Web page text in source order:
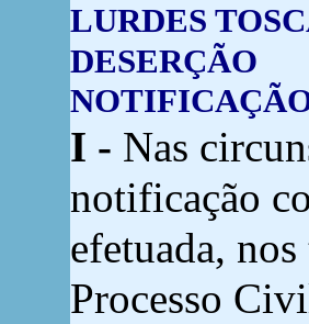
LURDES
DESERÇÃO
I - Nas
notificação
efetuada,
Processo